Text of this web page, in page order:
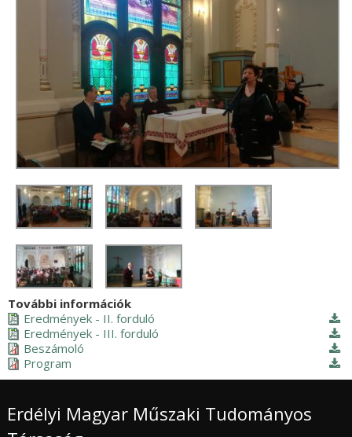
További információk
Eredmények - II. forduló
Eredmények - III. forduló
Beszámoló
Program
Erdélyi Magyar Műszaki Tudományos